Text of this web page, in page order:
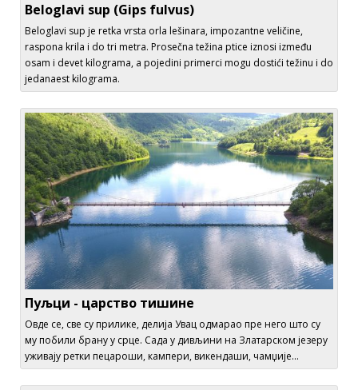
Beloglavi sup (Gips fulvus)
Beloglavi sup je retka vrsta orla lešinara, impozantne veličine,
raspona krila i do tri metra. Prosečna težina ptice iznosi između
osam i devet kilograma, a pojedini primerci mogu dostići težinu i do
jedanaest kilograma.
Пуљци - царство тишине
Овде се, све су прилике, делија Увац одмарао пре него што су
му побили брану у срце. Сада у дивљини на Златарском језеру
уживају ретки пецароши, кампери, викендаши, чамџије...